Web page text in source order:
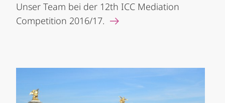
Unser Team bei der 12th ICC Mediation
Competition 2016/17.